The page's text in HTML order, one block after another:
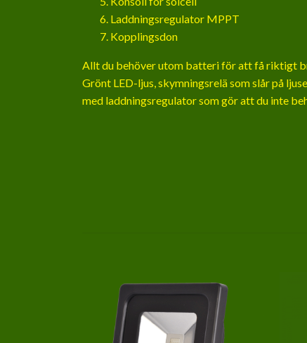
Laddningsregulator MPPT
Kopplingsdon
Allt du behöver utom batteri för att få riktigt
Grönt LED-ljus, skymningsrelä som slår på
med laddningsregulator som gör att du inte